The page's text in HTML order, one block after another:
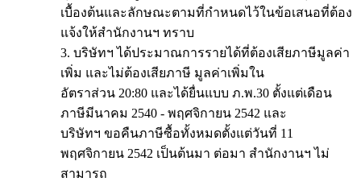
เบื้องต้นและลักษณะตามที่กำหนดไว้ในข้อเสนอที่ต้อง
แจ้งให้สำนักงานฯ ทราบ
3. บริษัทฯ ได้ประมาณการรายได้ที่ต้องเสียภาษีมูลค่า
เพิ่ม และไม่ต้องเสียภาษี มูลค่าเพิ่มใน
อัตราส่วน 20:80 และได้ยื่นแบบ ภ.พ.30 ตั้งแต่เดือน
ภาษีมีนาคม 2540 - พฤศจิกายน 2542 และ
บริษัทฯ ขอคืนภาษีซื้อทั้งหมดตั้งแต่วันที่ 11
พฤศจิกายน 2542 เป็นต้นมา ต่อมา สำนักงานฯ ไม่
สามารถ